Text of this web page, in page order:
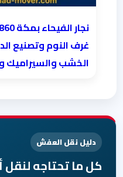
غرف النوم وتصنيع
الخشب والسيراميك
دليل نقل العفش
كل ما تحتاجه لنقل